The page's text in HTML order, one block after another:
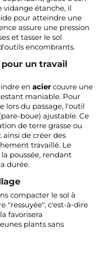
vidange étanche, il
pour atteindre une
assure une pression
et tasser le sol
encombrants.
un travail
en aciercouvre une
maniable. Pour
lors du passage, l'outil
boue) ajustable. Ce
de terre grasse ou
de créer des
travaillé. Le
poussée, rendant
durée.
compacter le sol à
"ressuyée", c'est-à-dire
favorisera
plants sans